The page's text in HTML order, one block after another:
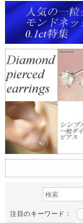
注目のキーワード：